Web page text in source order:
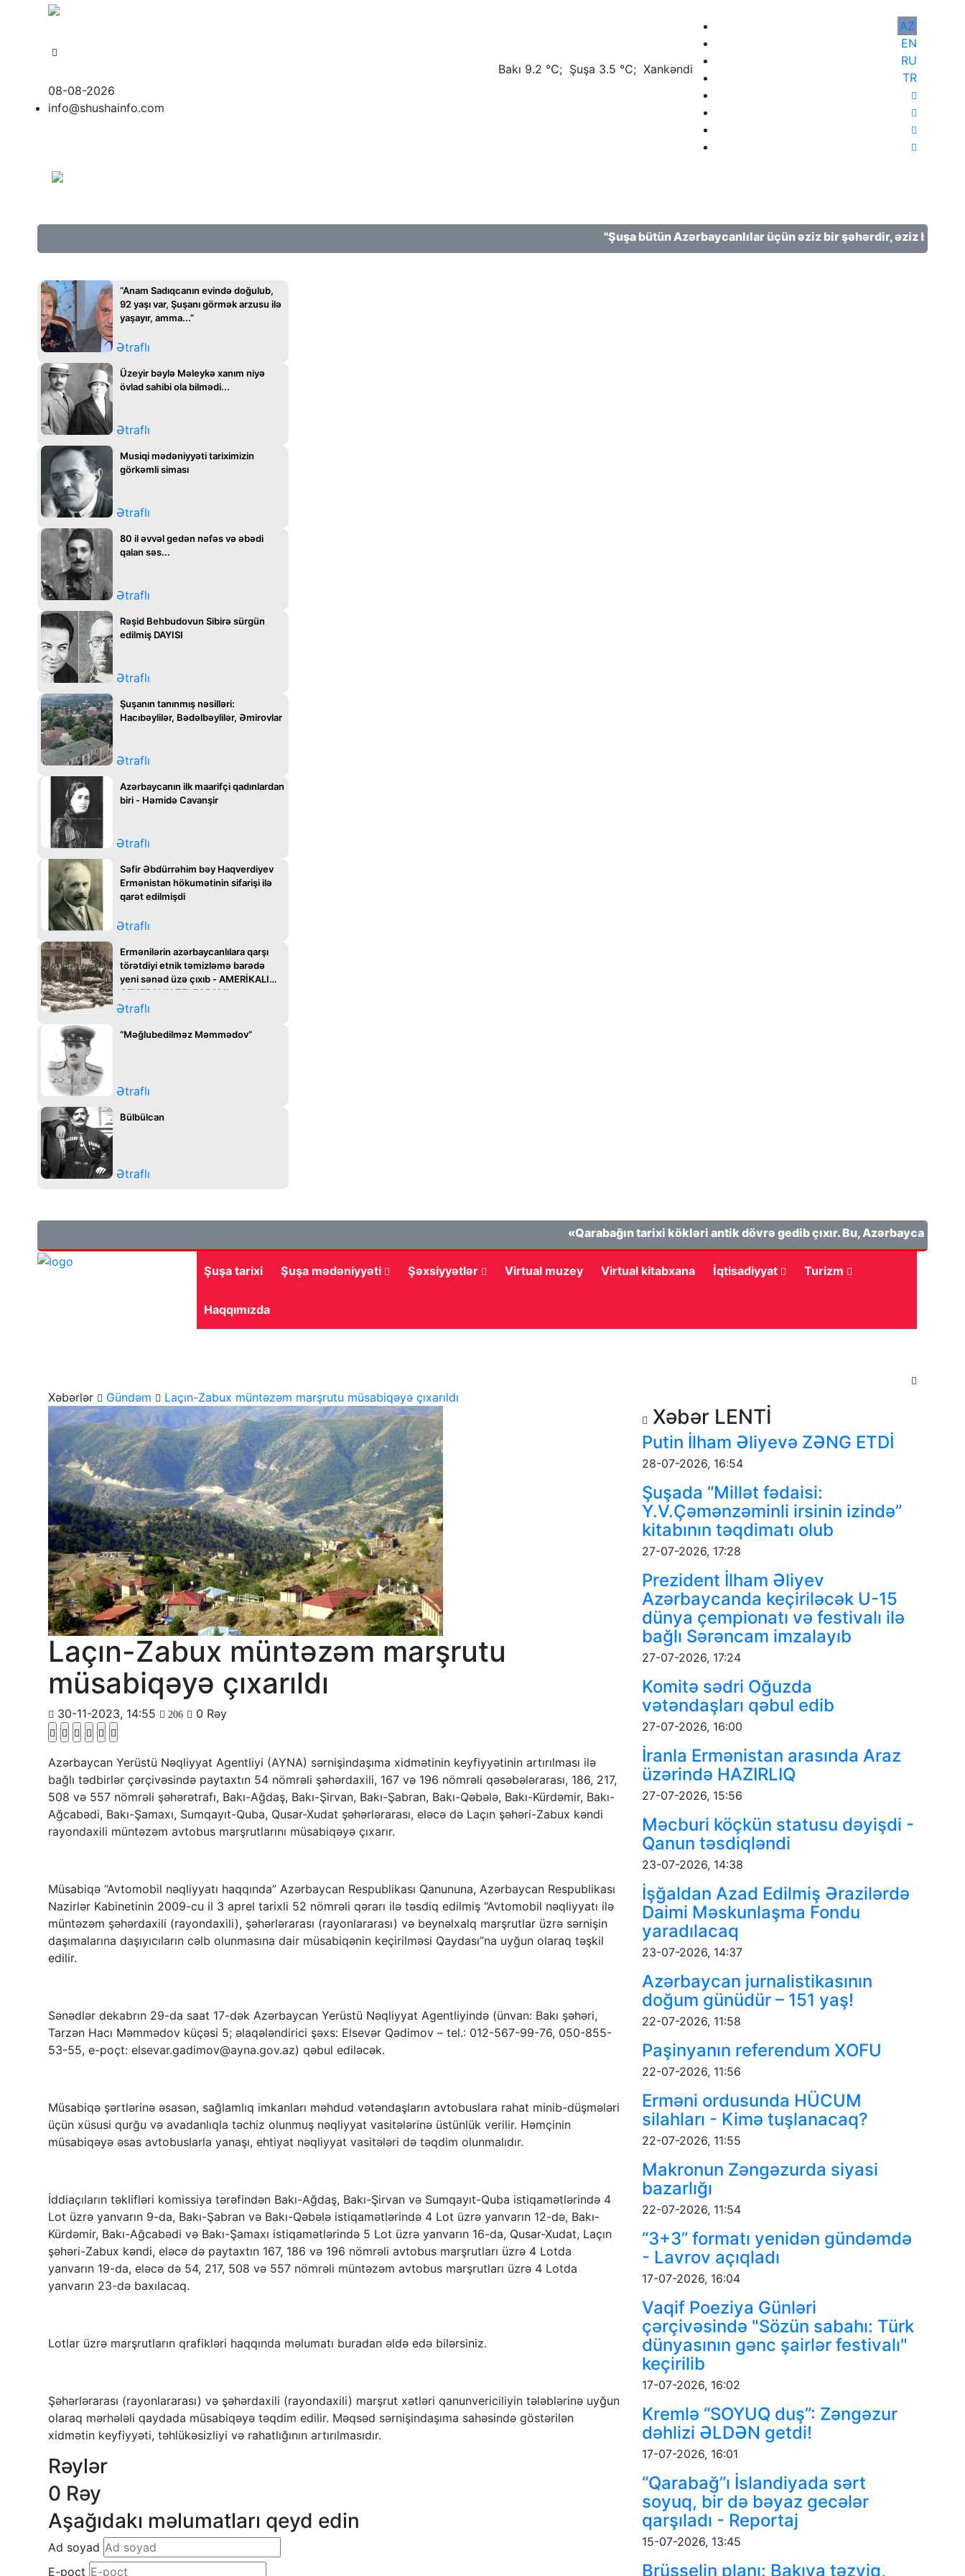
Bakı 9.2 ℃; Şuşa 3.5 ℃; Xankəndi 2 ℃;
08-08-2026
info@shushainfo.com
AZ
EN
RU
TR
"Şuşa bütün Azərbaycanlılar üçün əziz bir şəhərdir, əziz bir
“Anam Sadıqcanın evində doğulub,
92 yaşı var, Şuşanı görmək arzusu ilə
yaşayır, amma...”
Ətraflı
Üzeyir bəylə Məleykə xanım niyə
övlad sahibi ola bilmədi...
Ətraflı
Musiqi mədəniyyəti tariximizin
görkəmli siması
Ətraflı
80 il əvvəl gedən nəfəs və əbədi
qalan səs...
Ətraflı
Rəşid Behbudovun Sibirə sürgün
edilmiş DAYISI
Ətraflı
Şuşanın tanınmış nəsilləri:
Hacıbəylilər, Bədəlbəylilər, Əmirovlar
Ətraflı
Azərbaycanın ilk maarifçi qadınlardan
biri - Həmidə Cavanşir
Ətraflı
Səfir Əbdürrəhim bəy Haqverdiyev
Ermənistan hökumətinin sifarişi ilə
qarət edilmişdi
Ətraflı
Ermənilərin azərbaycanlılara qarşı
törətdiyi etnik təmizləmə barədə
yeni sənəd üzə çıxıb - AMERİKALI
GENERALIN TELEQRAMI
Ətraflı
“Məğlubedilməz Məmmədov”
Ətraflı
Bülbülcan
Ətraflı
«Qarabağın tarixi kökləri antik dövrə gedib çıxır. Bu, Azərbaycanın
Şuşa tarixi Şuşa mədəniyyəti Şəxsiyyətlər Virtual muzey Virtual kitabxana İqtisadiyyat Turizm
Haqqımızda
Xəbərlər Gündəm Laçın-Zabux müntəzəm marşrutu müsabiqəyə çıxarıldı
Laçın-Zabux müntəzəm marşrutu
müsabiqəyə çıxarıldı
30-11-2023, 14:55 206 0 Rəy
Azərbaycan Yerüstü Nəqliyyat Agentliyi (AYNA) sərnişindaşıma xidmətinin keyfiyyətinin artırılması ilə
bağlı tədbirlər çərçivəsində paytaxtın 54 nömrəli şəhərdaxili, 167 və 196 nömrəli qəsəbələrarası, 186, 217,
508 və 557 nömrəli şəhərətrafı, Bakı-Ağdaş, Bakı-Şirvan, Bakı-Şabran, Bakı-Qəbələ, Bakı-Kürdəmir, Bakı-
Ağcabədi, Bakı-Şamaxı, Sumqayıt-Quba, Qusar-Xudat şəhərlərarası, eləcə də Laçın şəhəri-Zabux kəndi
rayondaxili müntəzəm avtobus marşrutlarını müsabiqəyə çıxarır.
Müsabiqə “Avtomobil nəqliyyatı haqqında” Azərbaycan Respublikası Qanununa, Azərbaycan Respublikası
Nazirlər Kabinetinin 2009-cu il 3 aprel tarixli 52 nömrəli qərarı ilə təsdiq edilmiş “Avtomobil nəqliyyatı ilə
müntəzəm şəhərdaxili (rayondaxili), şəhərlərarası (rayonlararası) və beynəlxalq marşrutlar üzrə sərnişin
daşımalarına daşıyıcıların cəlb olunmasına dair müsabiqənin keçirilməsi Qaydası”na uyğun olaraq təşkil
edilir.
Sənədlər dekabrın 29-da saat 17-dək Azərbaycan Yerüstü Nəqliyyat Agentliyində (ünvan: Bakı şəhəri,
Tarzən Hacı Məmmədov küçəsi 5; əlaqələndirici şəxs: Elsevər Qədimov – tel.: 012-567-99-76, 050-855-
53-55, e-poçt: elsevar.gadimov@ayna.gov.az) qəbul ediləcək.
Müsabiqə şərtlərinə əsasən, sağlamlıq imkanları məhdud vətəndaşların avtobuslara rahat minib-düşmələri
üçün xüsusi qurğu və avadanlıqla təchiz olunmuş nəqliyyat vasitələrinə üstünlük verilir. Həmçinin
müsabiqəyə əsas avtobuslarla yanaşı, ehtiyat nəqliyyat vasitələri də təqdim olunmalıdır.
İddiaçıların təklifləri komissiya tərəfindən Bakı-Ağdaş, Bakı-Şirvan və Sumqayıt-Quba istiqamətlərində 4
Lot üzrə yanvarın 9-da, Bakı-Şabran və Bakı-Qəbələ istiqamətlərində 4 Lot üzrə yanvarın 12-də, Bakı-
Kürdəmir, Bakı-Ağcabədi və Bakı-Şamaxı istiqamətlərində 5 Lot üzrə yanvarın 16-da, Qusar-Xudat, Laçın
şəhəri-Zabux kəndi, eləcə də paytaxtın 167, 186 və 196 nömrəli avtobus marşrutları üzrə 4 Lotda
yanvarın 19-da, eləcə də 54, 217, 508 və 557 nömrəli müntəzəm avtobus marşrutları üzrə 4 Lotda
yanvarın 23-də baxılacaq.
Lotlar üzrə marşrutların qrafikləri haqqında məlumatı buradan əldə edə bilərsiniz.
Şəhərlərarası (rayonlararası) və şəhərdaxili (rayondaxili) marşrut xətləri qanunvericiliyin tələblərinə uyğun
olaraq mərhələli qaydada müsabiqəyə təqdim edilir. Məqsəd sərnişindaşıma sahəsində göstərilən
xidmətin keyfiyyəti, təhlükəsizliyi və rahatlığının artırılmasıdır.
Rəylər
0 Rəy
Aşağıdakı məlumatları qeyd edin
Ad soyad
E-poçt
Xəbər LENTİ
Putin İlham Əliyevə ZƏNG ETDİ
28-07-2026, 16:54
Şuşada “Millət fədaisi:
Y.V.Çəmənzəminli irsinin izində”
kitabının təqdimatı olub
27-07-2026, 17:28
Prezident İlham Əliyev
Azərbaycanda keçiriləcək U-15
dünya çempionatı və festivalı ilə
bağlı Sərəncam imzalayıb
27-07-2026, 17:24
Komitə sədri Oğuzda
vətəndaşları qəbul edib
27-07-2026, 16:00
İranla Ermənistan arasında Araz
üzərində HAZIRLIQ
27-07-2026, 15:56
Məcburi köçkün statusu dəyişdi -
Qanun təsdiqləndi
23-07-2026, 14:38
İşğaldan Azad Edilmiş Ərazilərdə
Daimi Məskunlaşma Fondu
yaradılacaq
23-07-2026, 14:37
Azərbaycan jurnalistikasının
doğum günüdür – 151 yaş!
22-07-2026, 11:58
Paşinyanın referendum XOFU
22-07-2026, 11:56
Erməni ordusunda HÜCUM
silahları - Kimə tuşlanacaq?
22-07-2026, 11:55
Makronun Zəngəzurda siyasi
bazarlığı
22-07-2026, 11:54
“3+3” formatı yenidən gündəmdə
- Lavrov açıqladı
17-07-2026, 16:04
Vaqif Poeziya Günləri
çərçivəsində "Sözün sabahı: Türk
dünyasının gənc şairlər festivalı"
keçirilib
17-07-2026, 16:02
Kremlə “SOYUQ duş”: Zəngəzur
dəhlizi ƏLDƏN getdi!
17-07-2026, 16:01
“Qarabağ”ı İslandiyada sərt
soyuq, bir də bəyaz gecələr
qarşıladı - Reportaj
15-07-2026, 13:45
Brüsselin planı: Bakıya təzyiq,